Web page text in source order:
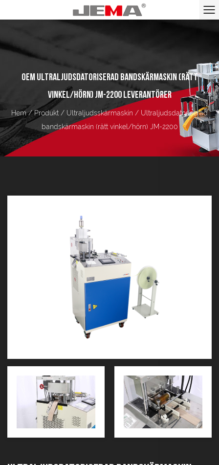
OEM ULTRALJUDSDATORISERAD BANDSKÄRMASKIN (RÄTT
VINKEL/HÖRN) JM-2200 LEVERANTÖRER
Hem/Produkt / Ultraljudsskärmaskin / Ultraljudsdatoriserad
bandskärmaskin (rätt vinkel/hörn) JM-2200